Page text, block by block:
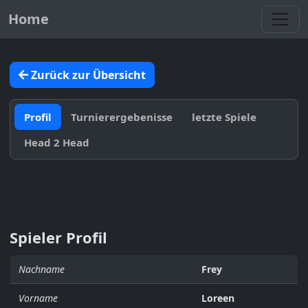
Home
Zurück zur Übersicht
Profil Turnierergebenisse
letzte Spiele
Head 2 Head
Spieler Profil
Nachname Frey
Vorname Loreen